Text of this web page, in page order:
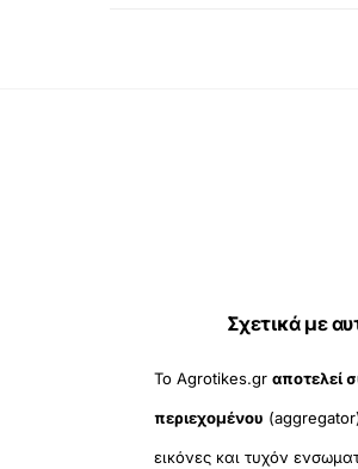
Σχετικά με
Το Agrotikes.grαποτελεί
περιεχομένου
εικόνες και τυχόν